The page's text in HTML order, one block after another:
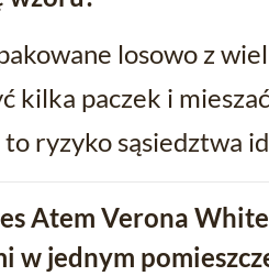
losowo z
kilka paczek i
to ryzyko sąsiedztwa
Atem Verona
w jednym